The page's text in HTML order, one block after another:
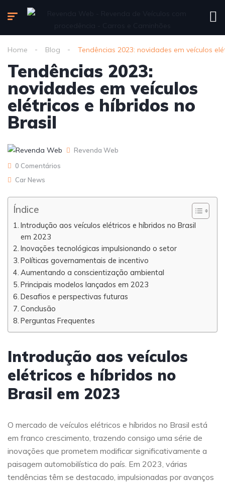
Home Blog Tendências 2023: novidades em veículos
Tendências 2023:
novidades em veículos
elétricos e híbridos no
Brasil
Revenda Web
0 Comentários
Car News
Índice
Introdução aos veículos elétricos e híbridos no Brasil
em 2023
Inovações tecnológicas impulsionando o setor
Políticas governamentais de incentivo
Aumentando a conscientização ambiental
Principais modelos lançados em 2023
Desafios e perspectivas futuras
Conclusão
Perguntas Frequentes
Introdução aos veículos
elétricos e híbridos no
Brasil em 2023
O mercado de veículos elétricos e híbridos no Brasil está
em franco crescimento, trazendo consigo uma série de
inovações que prometem modificar significativamente a
paisagem automobilística do país. Em 2023, várias
tendências têm se destacado, impulsionadas por avanços